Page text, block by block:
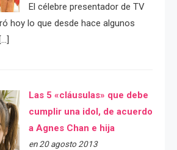
El célebre presentador de TV
hoy lo que desde hace algunos
Las 5 «cláusulas» que debe
cumplir una idol, de acuerdo
a Agnes Chan e hija
en 20 agosto 2013